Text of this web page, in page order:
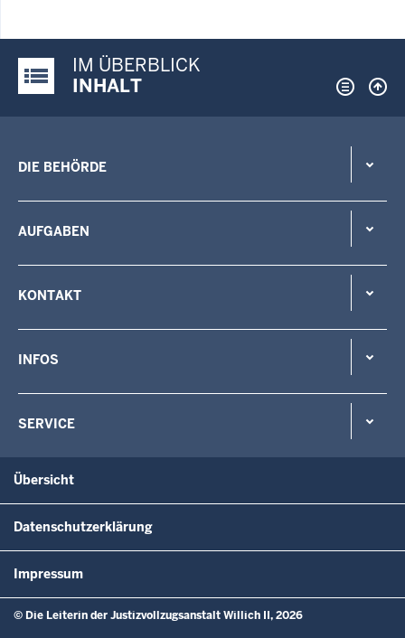
Justiz-Portal im Überblick:
IM ÜBERBLICK
INHALT
DIE BEHÖRDE
AUFGABEN
KONTAKT
INFOS
SERVICE
Übersicht
Datenschutzerklärung
Impressum
© Die Leiterin der Justizvollzugsanstalt Willich II, 2026